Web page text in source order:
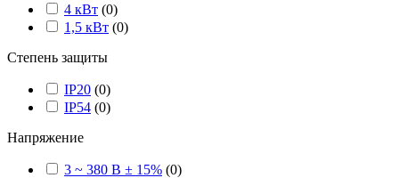
4 кВт (0)
1,5 кВт (0)
Степень защиты
IP20 (0)
IP54 (0)
Напряжение
3 ~ 380 В ± 15% (0)